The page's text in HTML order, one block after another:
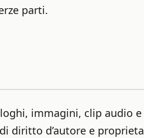
parti.
immagini, clip audio e
diritto d’autore e proprieta